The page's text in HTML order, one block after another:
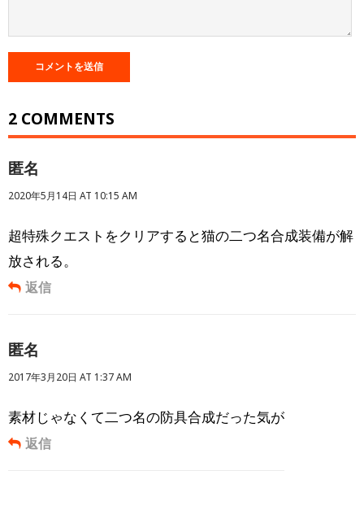
2 COMMENTS
匿名
2020年5月14日 AT 10:15 AM
超特殊クエストをクリアすると猫の二つ名合成装備が解
放される。
返信
匿名
2017年3月20日 AT 1:37 AM
素材じゃなくて二つ名の防具合成だった気が
返信